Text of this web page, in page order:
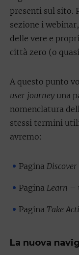
presenti sul sito.
sezione i
delle vere e
città zero (o
A questo punto
user journey una
nomenclatura
stessi termini
avremo:
Pagina Discover
Pagina Learn –
Pagina Take
La nuova